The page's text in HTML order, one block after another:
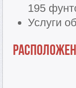
195
Услуги